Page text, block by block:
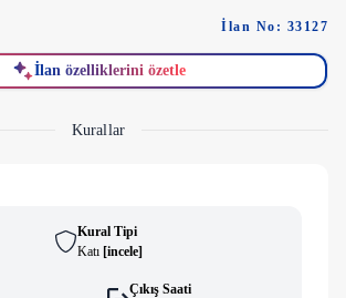
İlan No: 33127
İlan özelliklerini özetle
Kurallar
Kural Tipi
Katı [i̇ncele]
Çıkış Saati